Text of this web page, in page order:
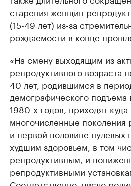
старения женщин
(15-49 лет) из-за
рождаемости в конце
«На смену выходящим из
репродуктивного возраста
40 лет, родившимся в
демографического
1980-х годов, приходят
многочисленные
и первой половине нулевых
худшим здоровьем, в том
репродуктивным, и
репродуктивными